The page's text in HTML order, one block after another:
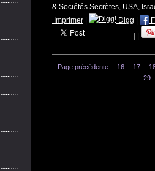
& Sociétés Secrètes, USA,
Imprimer
Digg
Page précédente 16 17
29